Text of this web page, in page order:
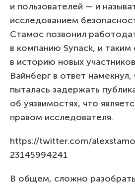
и пользователей — и
исследованием
Стамос позвонил
в компанию Synack, и
в историю новых
Вайнберг в ответ
пыталась задержать
об уязвимостях, что
правом исследователя.
https://twitter.com/
23145994241
В общем, сложно